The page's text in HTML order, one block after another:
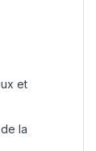
et
la